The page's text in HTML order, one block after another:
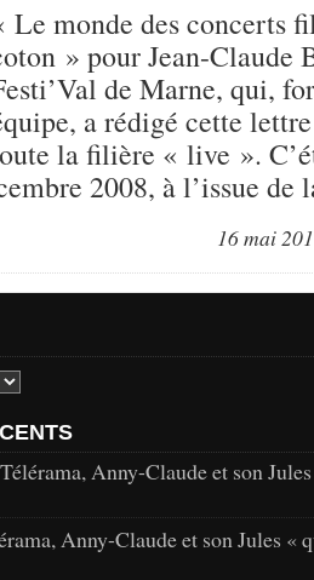
Le monde des concerts
» pour Jean-Claude
de Marne, qui,
a rédigé cette
la filière « live ».
2008, à l’issue
16 mai
Télérama, Anny-Claude et son
Anny-Claude et son Jules «